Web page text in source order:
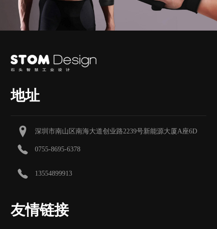
地址
深圳市南山区南海大道创业路2239号新能源大厦A座6D
0755-8695-6378
13554899913
友情链接